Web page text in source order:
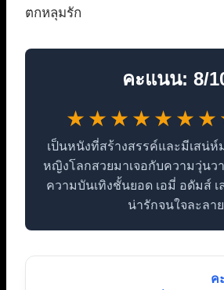
ตกหลุมรัก
คะแนน: 8/
เป็นหนังที่สร้างสรรค์และมีเสน่ห์
หญิงโลกสวยมาเจอกับความวุ่นว
ความบันเทิงชั้นยอด เอมี่ อดัมส์ เ
น่ารักจนใจละลาย
ค